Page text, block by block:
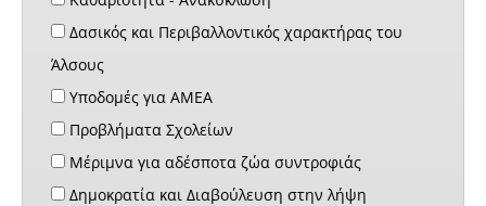
Δασικός και Περιβαλλοντικός χαρακτήρας του
Άλσους
Υποδομές για ΑΜΕΑ
Προβλήματα Σχολείων
Μέριμνα για αδέσποτα ζώα συντροφιάς
Δημοκρατία και Διαβούλευση στην λήψη